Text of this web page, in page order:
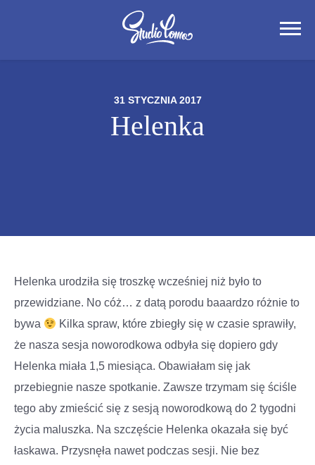
31 STYCZNIA 2017
Helenka
Helenka urodziła się troszkę wcześniej niż było to
przewidziane. No cóż… z datą porodu baaardzo różnie to
bywa
Kilka spraw, które zbiegły się w czasie sprawiły,
że nasza sesja noworodkowa odbyła się dopiero gdy
Helenka miała 1,5 miesiąca. Obawiałam się jak
przebiegnie nasze spotkanie. Zawsze trzymam się ściśle
tego aby zmieścić się z sesją noworodkową do 2 tygodni
życia maluszka. Na szczęście Helenka okazała się być
łaskawa. Przysnęła nawet podczas sesji. Nie bez